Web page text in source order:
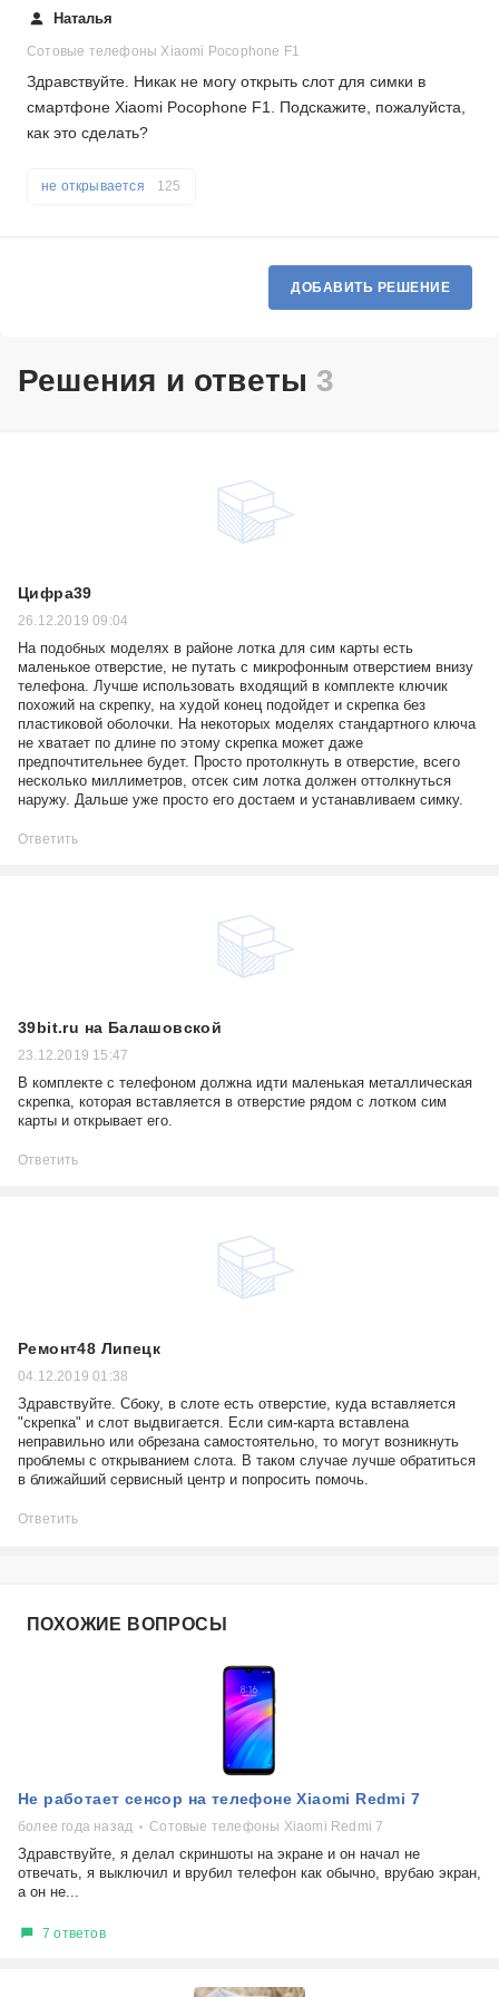
Наталья
Сотовые телефоны Xiaomi Pocophone F1
Здравствуйте. Никак не могу открыть слот для симки в
смартфоне Xiaomi Pocophone F1. Подскажите, пожалуйста,
как это сделать?
не открывается 125
ДОБАВИТЬ РЕШЕНИЕ
Решения и ответы 3
Цифра39
26.12.2019 09:04
На подобных моделях в районе лотка для сим карты есть
маленькое отверстие, не путать с микрофонным отверстием внизу
телефона. Лучше использовать входящий в комплекте ключик
похожий на скрепку, на худой конец подойдет и скрепка без
пластиковой оболочки. На некоторых моделях стандартного ключа
не хватает по длине по этому скрепка может даже
предпочтительнее будет. Просто протолкнуть в отверстие, всего
несколько миллиметров, отсек сим лотка должен оттолкнуться
наружу. Дальше уже просто его достаем и устанавливаем симку.
Ответить
39bit.ru на Балашовской
23.12.2019 15:47
В комплекте с телефоном должна идти маленькая металлическая
скрепка, которая вставляется в отверстие рядом с лотком сим
карты и открывает его.
Ответить
Ремонт48 Липецк
04.12.2019 01:38
Здравствуйте. Сбоку, в слоте есть отверстие, куда вставляется
"скрепка" и слот выдвигается. Если сим-карта вставлена
неправильно или обрезана самостоятельно, то могут возникнуть
проблемы с открыванием слота. В таком случае лучше обратиться
в ближайший сервисный центр и попросить помочь.
Ответить
ПОХОЖИЕ ВОПРОСЫ
Не работает сенсор на телефоне Xiaomi Redmi 7
более года назад Сотовые телефоны Xiaomi Redmi 7
Здравствуйте, я делал скриншоты на экране и он начал не
отвечать, я выключил и врубил телефон как обычно, врубаю экран,
а он не...
7 ответов